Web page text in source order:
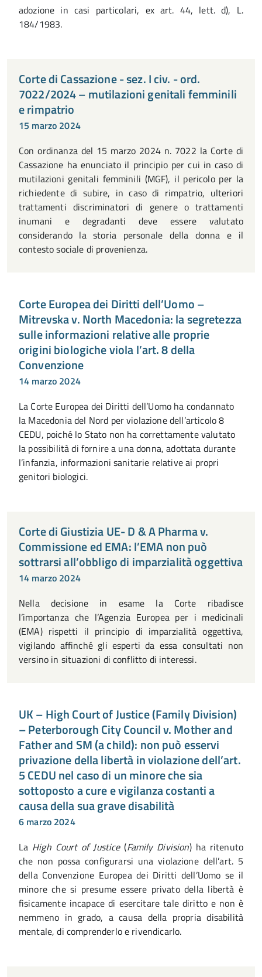
adozione in casi particolari, ex art. 44, lett. d), L.
184/1983.
Corte di Cassazione - sez. I civ. - ord.
7022/2024 – mutilazioni genitali femminili
e rimpatrio
15 marzo 2024
Con ordinanza del 15 marzo 2024 n. 7022 la Corte di
Cassazione ha enunciato il principio per cui in caso di
mutilazioni genitali femminili (MGF), il pericolo per la
richiedente di subire, in caso di rimpatrio, ulteriori
trattamenti discriminatori di genere o trattamenti
inumani e degradanti deve essere valutato
considerando la storia personale della donna e il
contesto sociale di provenienza.
Corte Europea dei Diritti dell’Uomo –
Mitrevska v. North Macedonia: la segretezza
sulle informazioni relative alle proprie
origini biologiche viola l’art. 8 della
Convenzione
14 marzo 2024
La Corte Europea dei Diritti dell’Uomo ha condannato
la Macedonia del Nord per violazione dell’articolo 8
CEDU, poiché lo Stato non ha correttamente valutato
la possibilità di fornire a una donna, adottata durante
l’infanzia, informazioni sanitarie relative ai propri
genitori biologici.
Corte di Giustizia UE- D & A Pharma v.
Commissione ed EMA: l’EMA non può
sottrarsi all’obbligo di imparzialità oggettiva
14 marzo 2024
Nella decisione in esame la Corte ribadisce
l’importanza che l’Agenzia Europea per i medicinali
(EMA) rispetti il principio di imparzialità oggettiva,
vigilando affinché gli esperti da essa consultati non
versino in situazioni di conflitto di interessi.
UK – High Court of Justice (Family Division)
– Peterborough City Council v. Mother and
Father and SM (a child): non può esservi
privazione della libertà in violazione dell’art.
5 CEDU nel caso di un minore che sia
sottoposto a cure e vigilanza costanti a
causa della sua grave disabilità
6 marzo 2024
La High Court of Justice(Family Division) ha ritenuto
che non possa configurarsi una violazione dell’art. 5
della Convenzione Europea dei Diritti dell’Uomo se il
minore che si presume essere privato della libertà è
fisicamente incapace di esercitare tale diritto e non è
nemmeno in grado, a causa della propria disabilità
mentale, di comprenderlo e rivendicarlo.